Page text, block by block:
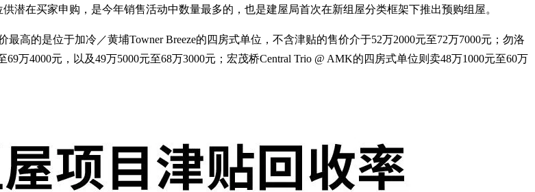
潜在买家申购，是今年销售活动中数量最多的，也是建屋局首次在新组屋分类框架下推出预购组屋。
高的是位于加冷／黄埔Towner Breeze的四房式单位，不含津贴的售价介于52万2000元至72万7000元；勿洛
万4000元，以及49万5000元至68万3000元；宏茂桥Central Trio @ AMK的四房式单位则卖48万1000元至60万